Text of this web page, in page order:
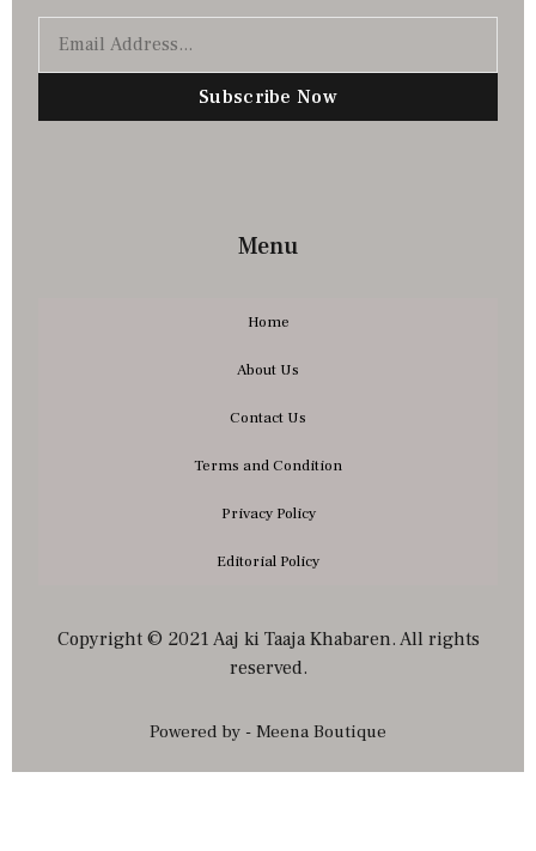
Subscribe Now
Menu
Home
About Us
Contact Us
Terms and Condition
Privacy Policy
Editorial Policy
Copyright © 2021 Aaj ki Taaja Khabaren. All rights
reserved.
Powered by - Meena Boutique